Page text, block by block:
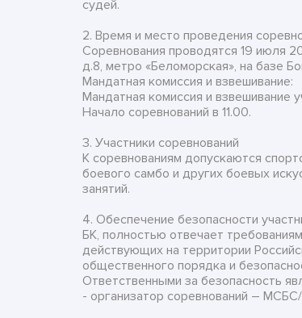
судей.
2. Время и место проведения
Соревнования проводятся 19 июля
д.8, метро «Беломорская», на базе
Мандатная комиссия и взвешивание:
Мандатная комиссия и взвешивание
Начало соревнований в 11.00.
3. Участники соревнований
К соревнованиям допускаются
боевого самбо и других боевых
занятий.
4. Обеспечение безопасности
БК, полностью отвечает
действующих на территории
общественного порядка и
Ответственными за безопасность
- организатор соревнований – МСБС/